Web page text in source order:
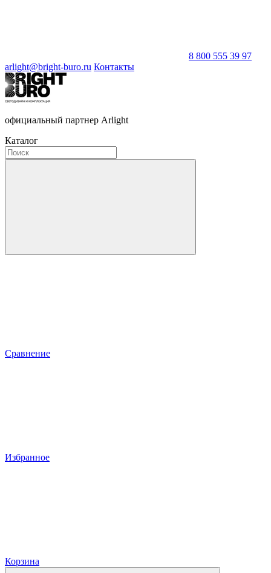
8 800 555 39 97
arlight@bright-buro.ru Контакты
официальный партнер Arlight
Каталог
Сравнение
Избранное
Корзина